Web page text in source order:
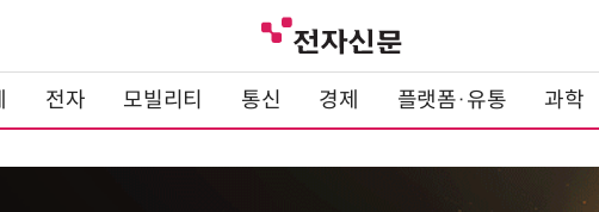
전자 모빌리티 통신 경제 플랫폼·유통 과학